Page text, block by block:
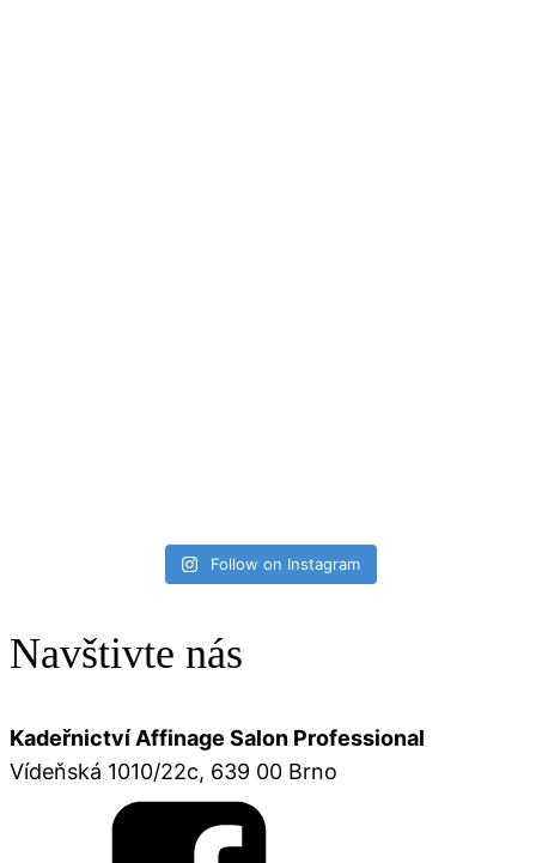
Follow on Instagram
Navštivte nás
Kadeřnictví Affinage Salon Professional
Vídeňská 1010/22c, 639 00 Brno